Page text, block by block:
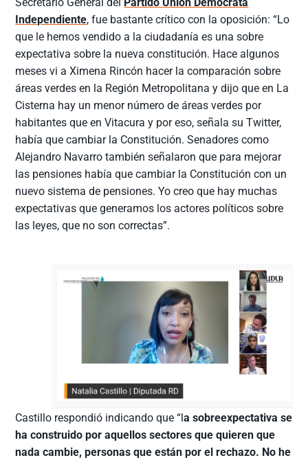
Independiente, fue bastante crítico con la oposición: “Lo
que le hemos vendido a la ciudadanía es una sobre
expectativa sobre la nueva constitución. Hace algunos
meses vi a Ximena Rincón hacer la comparación sobre
áreas verdes en la Región Metropolitana y dijo que en La
Cisterna hay un menor número de áreas verdes por
habitantes que en Vitacura y por eso, señala su Twitter,
había que cambiar la Constitución. Senadores como
Alejandro Navarro también señalaron que para mejorar
las pensiones había que cambiar la Constitución con un
nuevo sistema de pensiones. Yo creo que hay muchas
expectativas que generamos los actores políticos sobre
las leyes, que no son correctas”.
Castillo respondió indicando que “la sobreexpectativa se
ha construido por aquellos sectores que quieren que
nada cambie, personas que están por el rechazo. No he